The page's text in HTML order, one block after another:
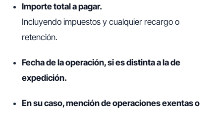
Importe total a pagar.
Incluyendo impuestos y cualquier recargo o
retención.
Fecha de la operación, si es distinta a la de
expedición.
En su caso, mención de operaciones exentas o